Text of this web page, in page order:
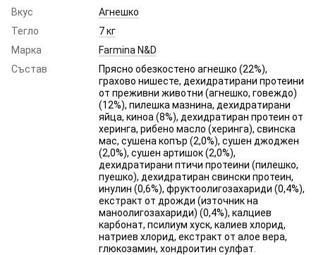
Вкус
Агнешко
Тегло
7 кг
Марка
Farmina N&D
Състав
Прясно обезкостено агнешко (22%),
грахово нишесте, дехидратирани протеини
от преживни животни (агнешко, говеждо)
(12%), пилешка мазнина, дехидратирани
яйца, киноа (8%), дехидратиран протеин от
херинга, рибено масло (херинга), свинска
мас, сушена копър (2,0%), сушен джоджен
(2,0%), сушен артишок (2,0%),
дехидратирани птичи протеини (пилешко,
пуешко), дехидратиран свински протеин,
инулин (0,6%), фруктоолигозахариди (0,4%),
екстракт от дрожди (източник на
маноолигозахариди) (0,4%), калциев
карбонат, псилиум хуск, калиев хлорид,
натриев хлорид, екстракт от алое вера,
глюкозамин, хондроитин сулфат.